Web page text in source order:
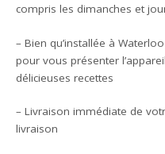
compris les dimanches et
– Bien qu’installée à
pour vous présenter
délicieuses recettes
– Livraison immédiate de
livraison